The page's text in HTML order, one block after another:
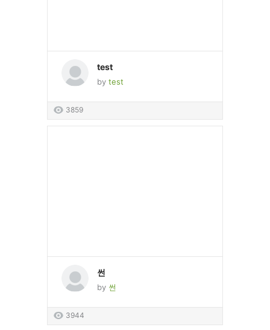
test
by test
3859
썬
by 썬
3944